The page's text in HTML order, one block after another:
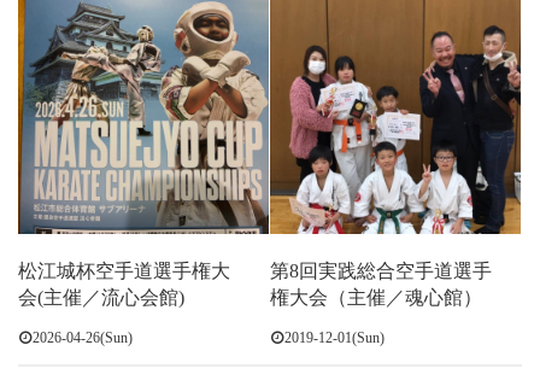
松江城杯空手道選手権大
会(主催／流心会館)
2026-04-26(Sun)
第8回実践総合空手道選手
権大会（主催／魂心館）
2019-12-01(Sun)